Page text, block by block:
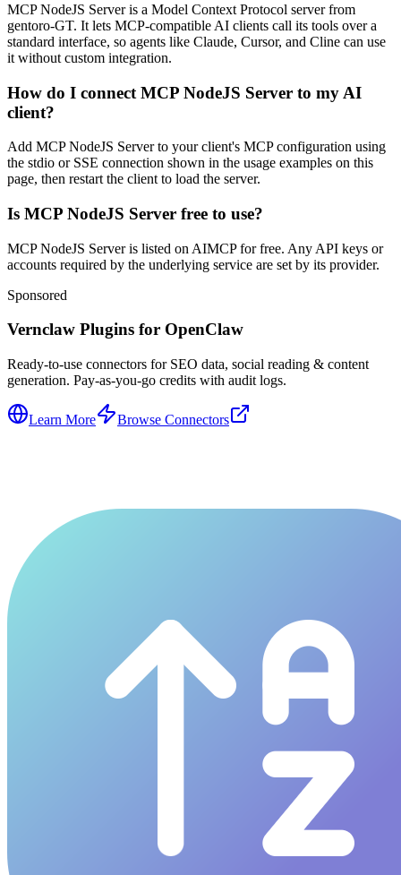
MCP NodeJS Server is a Model Context Protocol server from
gentoro-GT. It lets MCP-compatible AI clients call its tools over a
standard interface, so agents like Claude, Cursor, and Cline can use
it without custom integration.
How do I connect MCP NodeJS Server to my AI
client?
Add MCP NodeJS Server to your client's MCP configuration using
the stdio or SSE connection shown in the usage examples on this
page, then restart the client to load the server.
Is MCP NodeJS Server free to use?
MCP NodeJS Server is listed on AIMCP for free. Any API keys or
accounts required by the underlying service are set by its provider.
Sponsored
Vernclaw Plugins for OpenClaw
Ready-to-use connectors for SEO data, social reading & content
generation. Pay-as-you-go credits with audit logs.
Learn More Browse Connectors